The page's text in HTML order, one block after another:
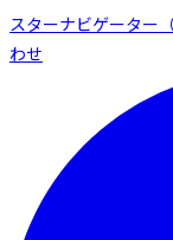
スターナビゲーター
わせ